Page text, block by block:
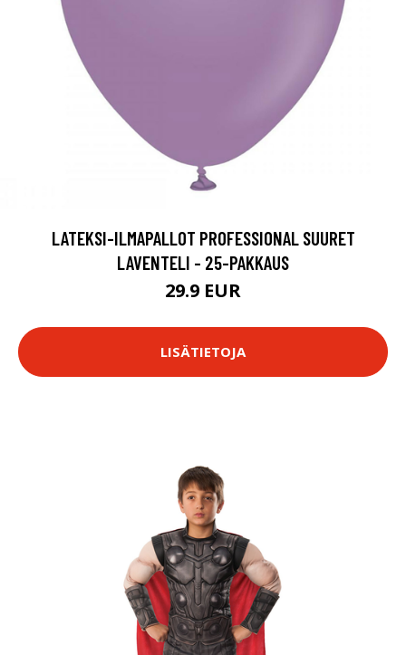
LATEKSI-ILMAPALLOT PROFESSIONAL SUURET
LAVENTELI - 25-PAKKAUS
29.9 EUR
LISÄTIETOJA